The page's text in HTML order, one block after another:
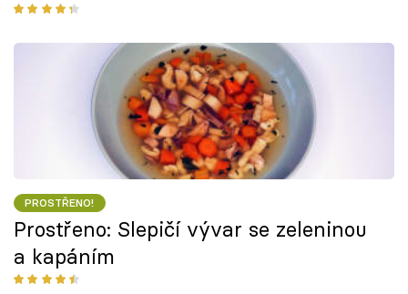
PROSTŘENO!
Prostřeno: Slepičí vývar se zeleninou
a kapáním